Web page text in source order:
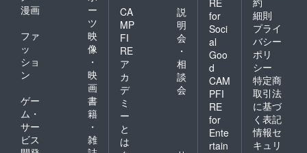
漫画
ー
ツ
ファ
ッ
ショ
ン
映
像
・
映
画
ゲー
ム・
サー
ビス
書
籍
・
雑
CA
MP
FI
RE
ア
カ
デ
ミ
ー
と
は
説
明
会
・
相
談
会
RE
for
Soci
al
Goo
d
CAM
PFI
RE
for
Ente
rtain
細則
プライ
バシー
ポリ
シー
特定商
取引法
に基づ
く表記
情報セ
キュリ